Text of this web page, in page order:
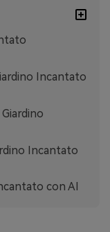
Incantato
Incantato
con AI